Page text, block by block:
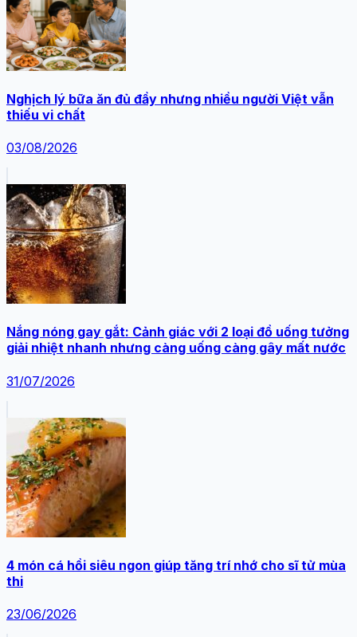
Nghịch lý bữa ăn đủ đầy nhưng nhiều người Việt vẫn
thiếu vi chất
03/08/2026
Nắng nóng gay gắt: Cảnh giác với 2 loại đồ uống tưởng
giải nhiệt nhanh nhưng càng uống càng gây mất nước
31/07/2026
4 món cá hồi siêu ngon giúp tăng trí nhớ cho sĩ tử mùa
thi
23/06/2026